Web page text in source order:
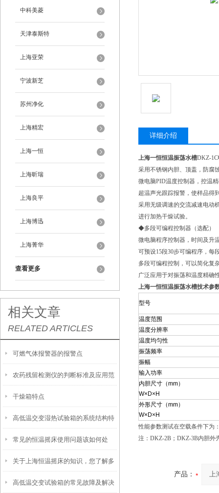
中科美菱
天津泰斯特
上海亚荣
宁波新芝
苏州净化
上海精宏
上海一恒
上海昕瑞
上海良平
上海博迅
上海菁华
查看更多
相关文章
RELATED ARTICLES
可燃气体报警器的报警点
农药残留检测仪的判断标准及应用范
围
干燥箱特点
高低温交变湿热试验箱的系统结构特
点介绍
常见的恒温摇床使用问题该如何处
理？
关于上海恒温摇床的知识，您了解多
少？
高低温交变试验箱的常见故障及解决
详细介绍
上海一恒恒温振荡水槽DKZ-1C
采用不锈钢内胆、顶盖，防腐
微电脑PID温度控制器，控温
超温声光跟踪报警，使样品得
采用无级调速的交流减速电动
进行加热干燥试验。
◆多段可编程控制器（选配）
微电脑程序控制器，时间及升
可预设15段30步可编程序，每
多段可编程控制，可以简化复
广泛应用于对振荡和温度精确
上海一恒恒温振荡水槽技术参
型号
温度范围
温度分辨率
温度均匀性
振荡频率
振幅
输入功率
内胆尺寸（mm）
W×D×H
外形尺寸（mm）
W×D×H
性能参数测试在空载条件下为
注：DKZ-2B；DKZ-3B内胆外
产品：